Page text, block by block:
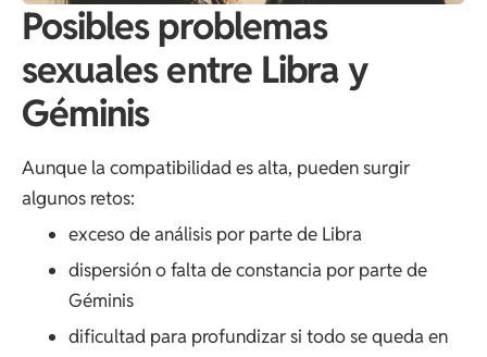
Posibles problemas
sexuales entre Libra y
Géminis
Aunque la compatibilidad es alta, pueden surgir
algunos retos:
exceso de análisis por parte de Libra
dispersión o falta de constancia por parte de
Géminis
dificultad para profundizar si todo se queda en